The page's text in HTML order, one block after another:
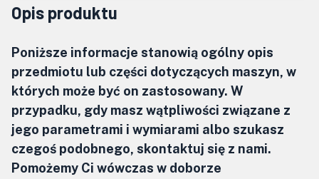
Opis produktu
Poniższe informacje stanowią ogólny opis
przedmiotu lub części dotyczących maszyn, w
których może być on zastosowany. W
przypadku, gdy masz wątpliwości związane z
jego parametrami i wymiarami albo szukasz
czegoś podobnego, skontaktuj się z nami.
Pomożemy Ci wówczas w doborze